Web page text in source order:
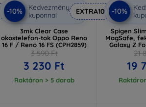
-10%
Kedvezmény
kuponnal
EXTRA10
3mk Clear Case
okostelefon-tok Oppo Reno
16 F / Reno 16 FS (CPH2859)
3 590 Ft
3 230 Ft
Raktáron > 5 darab
-10%
Spigen
MagSafe,
Galaxy Z
21
19